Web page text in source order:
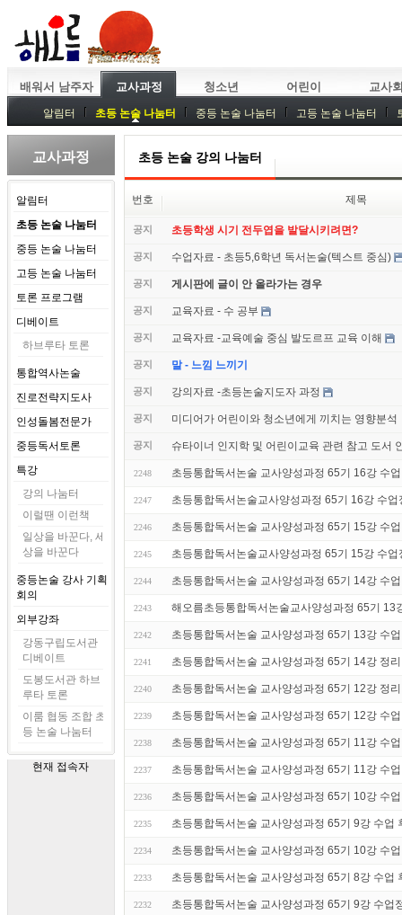
배워서 남주자 교사과정 청소년 어린이 교사
알림터 초등 논술 나눔터 중등 논술 나눔터 고등 논술 나눔터
중등독서토론
특강 중등논술 강사 기획회의 외부강좌
교사과정
알림터
초등 논술 나눔터
중등 논술 나눔터
고등 논술 나눔터
토론 프로그램
디베이트
하브루타 토론
통합역사논술
진로전략지도사
인성돌봄전문가
중등독서토론
특강
강의 나눔터
이럴땐 이런책
일상을 바꾼다, 세
상을 바꾼다
중등논술 강사 기획
회의
외부강좌
강동구립도서관
디베이트
도봉도서관 하브
루타 토론
이룸 협동 조합 초
등 논술 나눔터
현재 접속자
초등 논술 강의 나눔터
번호 제목
공지 초등학생 시기 전두엽을 발달시키려면?
공지 수업자료 - 초등5,6학년 독서논술(텍스트 중심)
공지 게시판에 글이 안 올라가는 경우
공지 교육자료 - 수 공부
공지 교육자료 -교육예술 중심 발도르프 교육 이해
공지 말 - 느낌 느끼기
공지 강의자료 -초등논술지도자 과정
공지 미디어가 어린이와 청소년에게 끼치는 영향분석
공지 슈타이너 인지학 및 어린이교육 관련 참고 도서
2248 초등통합독서논술 교사양성과정 65기 16강 수
2247 초등통합독서논술교사양성과정 65기 16강 수
2246 초등통합독서논술 교사양성과정 65기 15강 수
2245 초등통합독서논술교사양성과정 65기 15강 수
2244 초등통합독서논술 교사양성과정 65기 14강 수
2243 해오름초등통합독서논술교사양성과정 65기 13
2242 초등통합독서논술 교사양성과정 65기 13강 수
2241 초등통합독서논술 교사양성과정 65기 14강 정리
2240 초등통합독서논술 교사양성과정 65기 12강 정리
2239 초등통합독서논술 교사양성과정 65기 12강 수
2238 초등통합독서논술 교사양성과정 65기 11강 수
2237 초등통합독서논술 교사양성과정 65기 11강 수
2236 초등통합독서논술 교사양성과정 65기 10강 수
2235 초등통합독서논술 교사양성과정 65기 9강 수업
2234 초등통합독서논술 교사양성과정 65기 10강 수
2233 초등통합독서논술 교사양성과정 65기 8강 수업
2232 초등통합독서논술 교사양성과정 65기 9강 수업